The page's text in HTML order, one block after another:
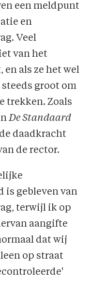
een meldpunt
en
Veel
van het
en als ze het wel
groot om
trekken. Zoals
De Standaard
daadkracht
de rector.
is gebleven van
terwijl ik op
aangifte
dat wij
op straat